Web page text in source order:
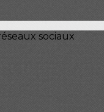
sociaux